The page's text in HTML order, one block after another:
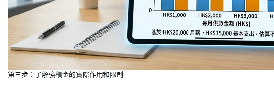
第三步：了解強積金的實際作用和限制